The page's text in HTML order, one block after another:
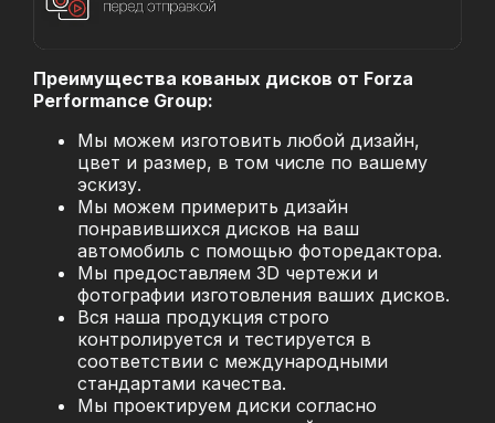
Преимущества кованых дисков от Forza
Performance Group:
Мы можем изготовить любой дизайн,
цвет и размер, в том числе по вашему
эскизу.
Мы можем примерить дизайн
понравившихся дисков на ваш
автомобиль с помощью фоторедактора.
Мы предоставляем 3D чертежи и
фотографии изготовления ваших дисков.
Вся наша продукция строго
контролируется и тестируется в
соответствии с международными
стандартами качества.
Мы проектируем диски согласно